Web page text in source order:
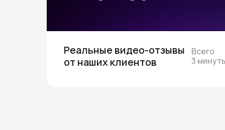
Реальные видео-отзывы
от наших клиентов
Всего
3